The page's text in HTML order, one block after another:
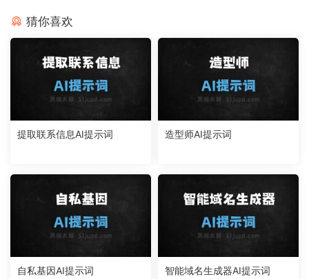
猜你喜欢
提取联系信息AI提示词 造型师AI提示词
自私基因AI提示词 智能域名生成器AI提示词